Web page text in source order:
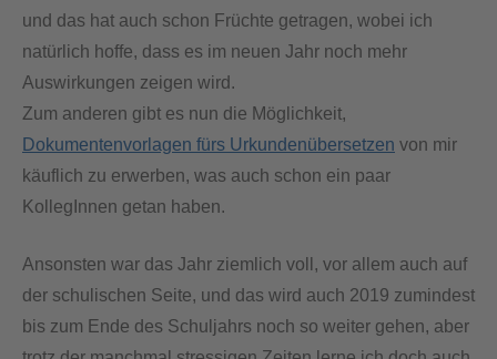
und das hat auch schon Früchte getragen, wobei ich
natürlich hoffe, dass es im neuen Jahr noch mehr
Auswirkungen zeigen wird.
Zum anderen gibt es nun die Möglichkeit,
Dokumentenvorlagen fürs Urkundenübersetzen von mir
käuflich zu erwerben, was auch schon ein paar
KollegInnen getan haben.
Ansonsten war das Jahr ziemlich voll, vor allem auch auf
der schulischen Seite, und das wird auch 2019 zumindest
bis zum Ende des Schuljahrs noch so weiter gehen, aber